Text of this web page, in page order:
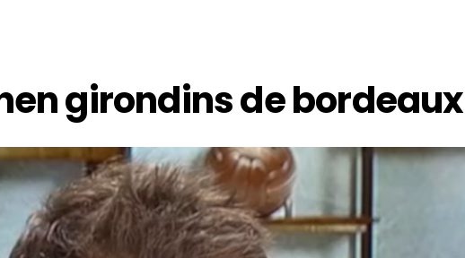
girondins de bordeaux